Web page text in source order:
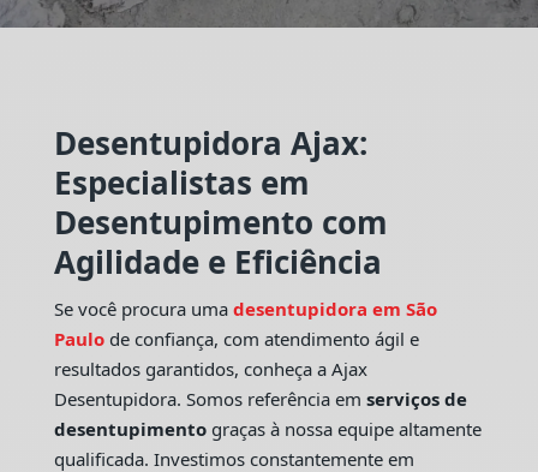
Desentupidora Ajax:
Especialistas em
Desentupimento com
Agilidade e Eficiência
Se você procura uma desentupidora em São
Paulo de confiança, com atendimento ágil e
resultados garantidos, conheça a Ajax
Desentupidora. Somos referência em serviços de
desentupimentograças à nossa equipe altamente
qualificada. Investimos constantemente em